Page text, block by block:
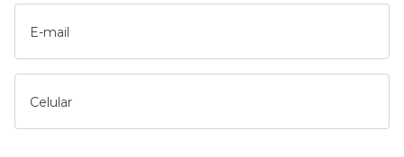
E-mail
Celular